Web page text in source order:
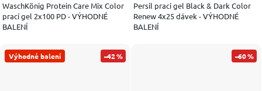
WaschKönig Protein Care Mix Color
prací gel 2x100 PD - VÝHODNÉ
BALENÍ
Persil prací gel Black & Dark Color
Renew 4x25 dávek - VÝHODNÉ
BALENÍ
Výhodné balení –42 % –60 %